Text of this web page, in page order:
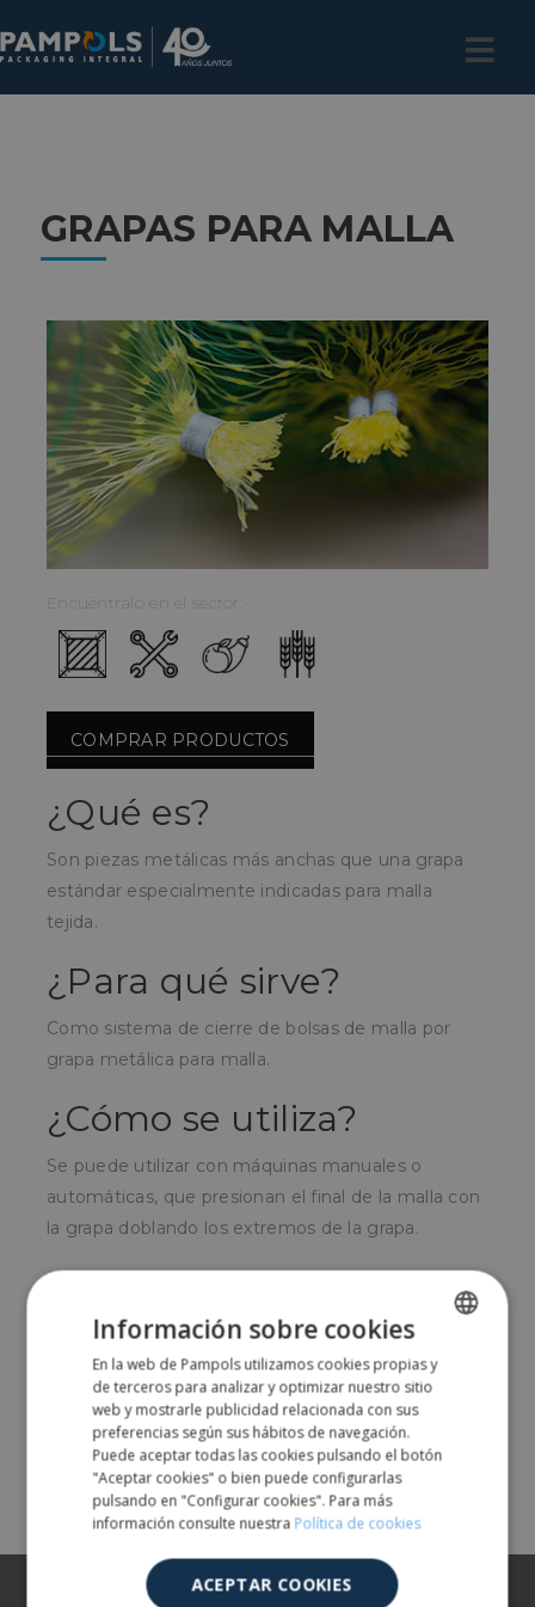
GRAPAS PARA MALLA
Encuéntralo en el sector:
COMPRAR PRODUCTOS
¿Qué es?
Son piezas metálicas más anchas que una grapa
estándar especialmente indicadas para malla
tejida.
¿Para qué sirve?
Como sistema de cierre de bolsas de malla por
grapa metálica para malla.
¿Cómo se utiliza?
Se puede utilizar con máquinas manuales o
automáticas, que presionan el final de la malla con
la grapa doblando los extremos de la grapa.
¿Para quién?
Para empresas envasadoras de frutas y verduras u
otras industrias que envasen sus productos en
malla tejida.
Comparte
Sobre nosotros
SPANISH
ENGLISH
Información sobre cookies
En la web de Pampols utilizamos cookies propias y
de terceros para analizar y optimizar nuestro sitio
web y mostrarle publicidad relacionada con sus
preferencias según sus hábitos de navegación.
Puede aceptar todas las cookies pulsando el botón
"Aceptar cookies" o bien puede configurarlas
pulsando en "Configurar cookies". Para más
información consulte nuestra Política de cookies
ACEPTAR COOKIES